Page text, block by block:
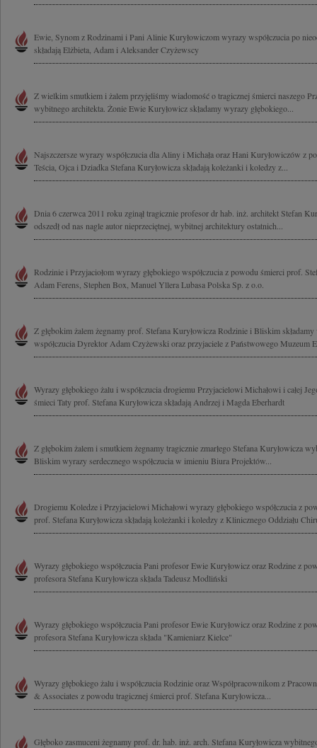
Ewie, Synom z Rodzinami i Pani Alinie Kuryłowiczom wyrazy współczucia po
składają Elżbieta, Adam i Aleksander Czyżewscy
Z wielkim smutkiem i żalem przyjęliśmy wiadomość o tragicznej śmierci naszego
wybitnego architekta. Żonie Ewie Kuryłowicz składamy wyrazy głębokiego...
Najszczersze wyrazy współczucia dla Aliny i Michała oraz Hani Kuryłowiczów z
Teścia, Ojca i Dziadka Stefana Kuryłowicza składają koleżanki i koledzy z...
Dnia 6 czerwca 2011 roku zginął tragicznie profesor dr hab. inż. architekt Stefan
odszedł od nas nagle autor nieprzeciętnej, wybitnej architektury ostatnich...
Rodzinie i Przyjaciołom wyrazy głębokiego współczucia z powodu śmierci prof.
Adam Ferens, Stephen Box, Manuel Yllera Lubasa Polska Sp. z o.o.
Z głębokim żalem żegnamy prof. Stefana Kuryłowicza Rodzinie i Bliskim składamy
współczucia Dyrektor Adam Czyżewski oraz przyjaciele z Państwowego Muzeum
Wyrazy głębokiego żalu i współczucia drogiemu Przyjacielowi Michałowi i całej
śmieci Taty prof. Stefana Kuryłowicza składają Andrzej i Magda Eberhardt
Z głębokim żalem i smutkiem żegnamy tragicznie zmarłego Stefana Kuryłowicza
Bliskim wyrazy serdecznego współczucia w imieniu Biura Projektów...
Drogiemu Koledze i Przyjacielowi Michałowi wyrazy głębokiego współczucia z
prof. Stefana Kuryłowicza składają koleżanki i koledzy z Klinicznego Oddziału
Wyrazy głębokiego współczucia Pani profesor Ewie Kuryłowicz oraz Rodzine z
profesora Stefana Kuryłowicza składa Tadeusz Modliński
Wyrazy głębokiego współczucia Pani profesor Ewie Kuryłowicz oraz Rodzine z
profesora Stefana Kuryłowicza składa "Kamieniarz Kielce"
Wyrazy głębokiego żalu i współczucia Rodzinie oraz Współpracownikom z
& Associates z powodu tragicznej śmierci prof. Stefana Kuryłowicza...
Głęboko zasmuceni żegnamy prof. dr. hab. inż. arch. Stefana Kuryłowicza